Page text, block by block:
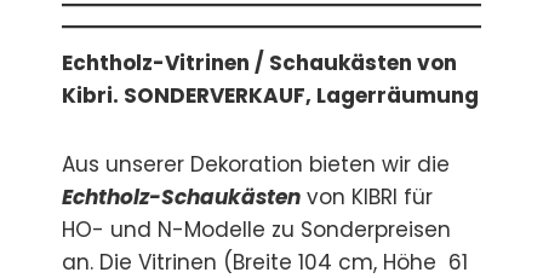
Echtholz-Vitrinen / Schaukästen von
Kibri. SONDERVERKAUF, Lagerräumung
Aus unserer Dekoration bieten wir die
Echtholz-Schaukästen von KIBRI für
HO- und N-Modelle zu Sonderpreisen
an. Die Vitrinen (Breite 104 cm, Höhe 61